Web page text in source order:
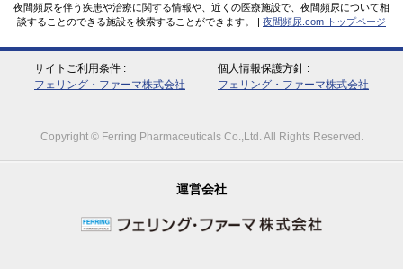
夜間頻尿を伴う疾患や治療に関する情報や、近くの医療施設で、夜間頻尿について相
談することのできる施設を検索することができます。 | 夜間頻尿.com トップページ
サイトご利用条件
フェリング・ファーマ株式会社
個人情報保護方針
フェリング・ファーマ株式会社
Copyright © Ferring Pharmaceuticals Co.,Ltd. All Rights Reserved.
運営会社